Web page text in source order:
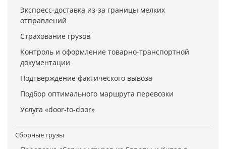
Экспресс-доставка из-за границы мелких
отправлений
Страхование грузов
Контроль и оформление товарно-транспортной
документации
Подтверждение фактического вывоза
Подбор оптимального маршрута перевозки
Услуга «door-to-door»
Сборные грузы